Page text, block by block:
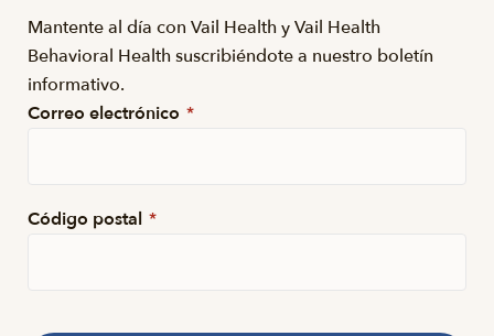
Mantente al día con Vail Health y Vail Health
Behavioral Health suscribiéndote a nuestro boletín
informativo.
Correo electrónico *
Código postal *